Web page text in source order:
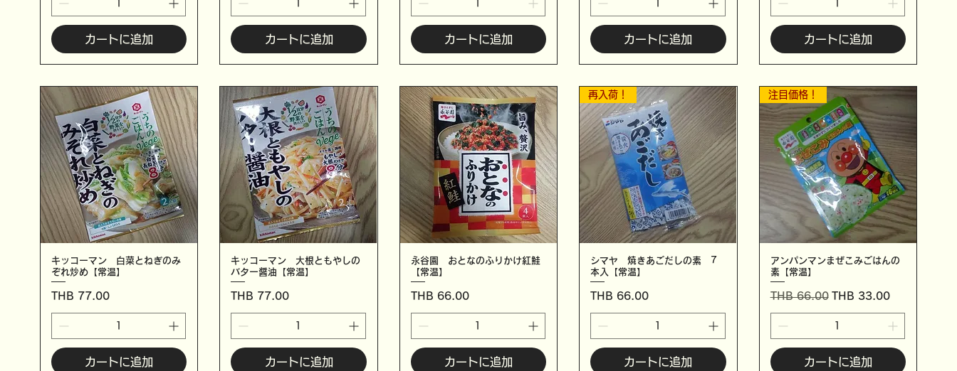
カートに追加 カートに追加 カートに追加 カートに追加 カートに追加
キッコーマン 白菜とねぎのみ
ぞれ炒め【常温】
価格
THB 77.00
カートに追加
キッコーマン 大根ともやしの
バター醤油【常温】
価格
THB 77.00
カートに追加
永谷園 おとなのふりかけ紅鮭
【常温】
価格
THB 66.00
カートに追加
再入荷！
シマヤ 焼きあごだしの素 7
本入【常温】
価格
THB 66.00
カートに追加
注目価格！
アンパンマンまぜこみごはんの
素【常温】
通常価格
THB 66.00 セール価格
THB 33.00
カートに追加